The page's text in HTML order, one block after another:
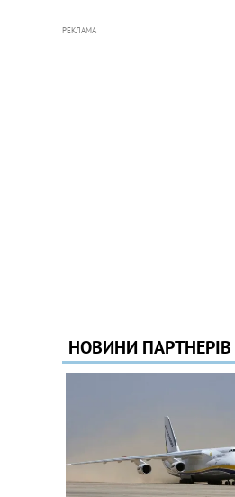
РЕКЛАМА